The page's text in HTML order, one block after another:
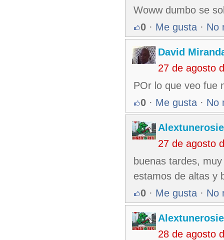
Woww dumbo se
0 · Me gusta · No
David
27 de agosto
POr lo que veo fue
0 · Me gusta · No
27 de agosto
buenas tardes,
estamos de altas y
0 · Me gusta · No
28 de agosto